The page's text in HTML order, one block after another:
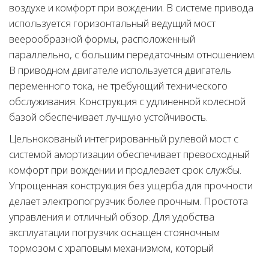
воздухе и комфорт при вождении. В системе привода
используется горизонтальный ведущий мост
веерообразной формы, расположенный
параллельно, с большим передаточным отношением.
В приводном двигателе используется двигатель
переменного тока, не требующий технического
обслуживания. Конструкция с удлиненной колесной
базой обеспечивает лучшую устойчивость.
Цельнокованый интегрированный рулевой мост с
системой амортизации обеспечивает превосходный
комфорт при вождении и продлевает срок службы.
Упрощенная конструкция без ущерба для прочности
делает электропогрузчик более прочным. Простота
управления и отличный обзор. Для удобства
эксплуатации погрузчик оснащен стояночным
тормозом с храповым механизмом, который